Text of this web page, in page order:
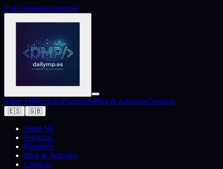
Ir al contenido principal
Sobre MíServiciosPortafolioBlog & ArtículosContacto
🇪🇸 🇬🇧
Sobre Mí
Servicios
Portafolio
Blog & Artículos
Contacto